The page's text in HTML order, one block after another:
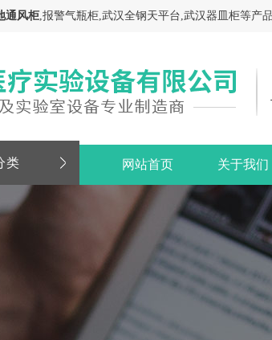
通风柜,报警气瓶柜,武汉全钢天平台,武汉器皿柜等产
类 网站首页 关于我们